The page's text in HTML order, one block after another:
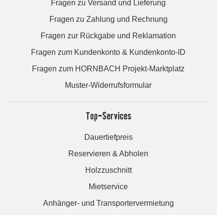
Fragen zu Versand und Lieferung
Fragen zu Zahlung und Rechnung
Fragen zur Rückgabe und Reklamation
Fragen zum Kundenkonto & Kundenkonto-ID
Fragen zum HORNBACH Projekt-Marktplatz
Muster-Widerrufsformular
Top-Services
Dauertiefpreis
Reservieren & Abholen
Holzzuschnitt
Mietservice
Anhänger- und Transportervermietung